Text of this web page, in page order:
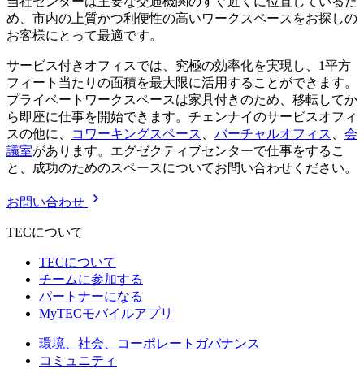
め、市内の上質かつ利便性の高いワークスペースをお探しの
お客様にとって最適です。
サービス付きオフィスでは、究極の効率化を実現し、1平方
フィート当たりの面積を最大限に活用することができます。
プライベートワークスペースは家具付きのため、移転してか
ら即座に仕事を開始できます。チェンナイのサービスオフィ
スの他に、
コワーキングスペース バーチャルオフィス
会
議室があります。エグゼクティブセンターで仕事をするこ
と、成功のためのスペースについてお問い合わせください。
お問い合わせ
TECについて
TECについて
チームに参加する
パートナーになる
MyTECモバイルアプリ
環境、社会、コーポレートガバナンス
コミュニティ